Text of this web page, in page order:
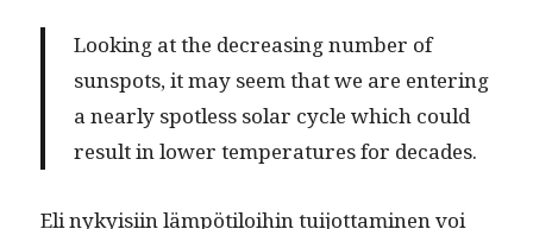
Look­ing at the decreas­ing num­ber of
sunspots, it may seem that we are enter­ing
a near­ly spot­less solar cycle which could
result in low­er tem­per­a­tures for decades.
Eli nyky­isi­in läm­pötiloi­hin tui­jot­ta­mi­nen voi